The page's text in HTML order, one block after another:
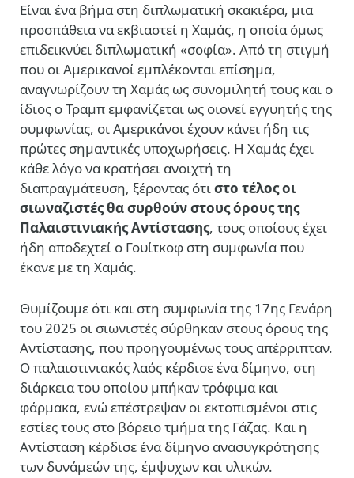
Είναι ένα βήμα στη διπλωματική σκακιέρα, μια
προσπάθεια να εκβιαστεί η Χαμάς, η οποία όμως
επιδεικνύει διπλωματική «σοφία». Από τη στιγμή
που οι Αμερικανοί εμπλέκονται επίσημα,
αναγνωρίζουν τη Χαμάς ως συνομιλητή τους και ο
ίδιος ο Τραμπ εμφανίζεται ως οιονεί εγγυητής της
συμφωνίας, οι Αμερικάνοι έχουν κάνει ήδη τις
πρώτες σημαντικές υποχωρήσεις. Η Χαμάς έχει
κάθε λόγο να κρατήσει ανοιχτή τη
διαπραγμάτευση, ξέροντας ότιστο τέλος οι
σιωναζιστές θα συρθούν στους όρους της
Παλαιστινιακής Αντίστασης, τους οποίους έχει
ήδη αποδεχτεί ο Γουίτκοφ στη συμφωνία που
έκανε με τη Χαμάς.
Θυμίζουμε ότι και στη συμφωνία της 17ης Γενάρη
του 2025 οι σιωνιστές σύρθηκαν στους όρους της
Αντίστασης, που προηγουμένως τους απέρριπταν.
Ο παλαιστινιακός λαός κέρδισε ένα δίμηνο, στη
διάρκεια του οποίου μπήκαν τρόφιμα και
φάρμακα, ενώ επέστρεψαν οι εκτοπισμένοι στις
εστίες τους στο βόρειο τμήμα της Γάζας. Και η
Αντίσταση κέρδισε ένα δίμηνο ανασυγκρότησης
των δυνάμεών της, έμψυχων και υλικών.